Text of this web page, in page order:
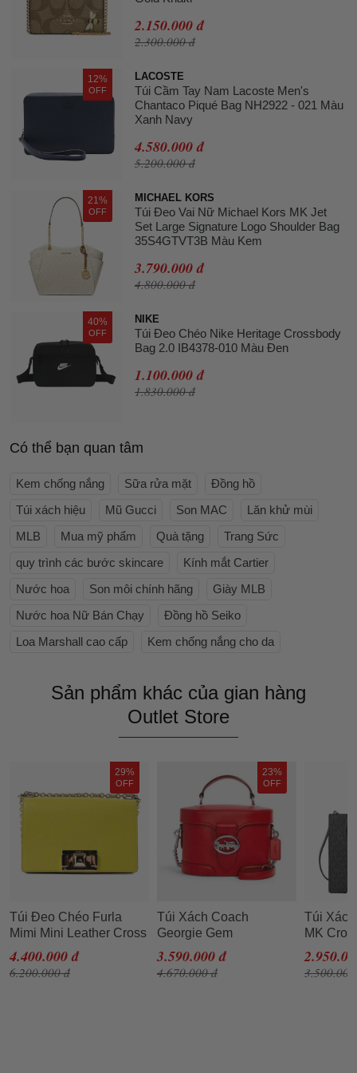
2.150.000 đ
2.300.000 đ
12%
OFF
LACOSTE
Túi Cầm Tay Nam Lacoste Men's
Chantaco Piqué Bag NH2922 - 021 Màu
Xanh Navy
4.580.000 đ
5.200.000 đ
21%
OFF
MICHAEL KORS
Túi Đeo Vai Nữ Michael Kors MK Jet
Set Large Signature Logo Shoulder Bag
35S4GTVT3B Màu Kem
3.790.000 đ
4.800.000 đ
40%
OFF
NIKE
Túi Đeo Chéo Nike Heritage Crossbody
Bag 2.0 IB4378-010 Màu Đen
1.100.000 đ
1.830.000 đ
Có thể bạn quan tâm
Kem chống nắng Sữa rửa mặt
Đồng hồ
Túi xách hiệu
Mũ Gucci Son MAC
Lăn khử mùi
MLB
Mua mỹ phẩm Quà tặng
Trang Sức
quy trình các bước skincare
Kính mắt Cartier
Nước hoa
Son môi chính hãng
Giày MLB
Nước hoa Nữ Bán Chạy
Đồng hồ Seiko
Loa Marshall cao cấp
Kem chống nắng cho da
Sản phẩm khác của gian hàng
Outlet Store
29%
OFF
Túi Đeo Chéo Furla
Mimi Mini Leather Cross
Body Bag DNV Lime
Jade Màu Vàng
4.400.000 đ
6.200.000 đ
23%
OFF
Túi Xách Coach
Georgie Gem
Crossbody Red Pebble
Leather Shoulder Purse
5503 Màu Đỏ
3.590.000 đ
4.670.000 đ
Túi
MK
Medium